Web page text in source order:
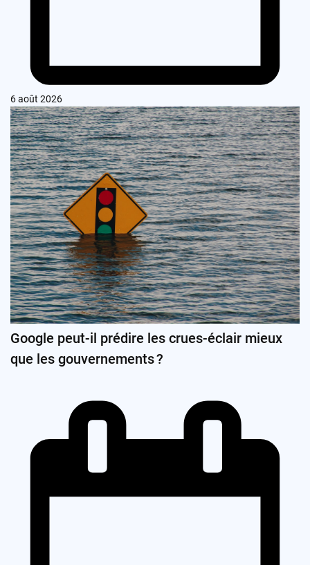
6 août 2026
Google peut-il prédire les crues-éclair mieux
que les gouvernements ?